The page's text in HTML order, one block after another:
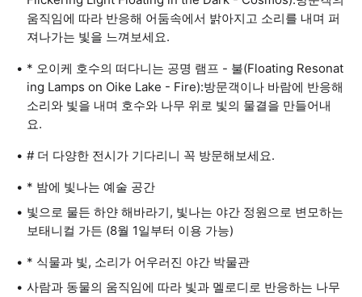
움직임에 따라 반응해 어둠속에서 밝아지고 소리를 내며 퍼
져나가는 빛을 느껴보세요.
* 오이케 호수의 떠다니는 공명 램프 - 불(Floating Resonat
ing Lamps on Oike Lake - Fire):방문객이나 바람에 반응해
소리와 빛을 내며 호수와 나무 위로 빛의 물결을 만들어내
요.
# 더 다양한 전시가 기다리니 꼭 방문해보세요.
* 밤에 빛나는 예술 공간
빛으로 물든 하얀 해바라기, 빛나는 야간 정원으로 변모하는
보태니컬 가든 (8월 1일부터 이용 가능)
* 식물과 빛, 소리가 어우러진 야간 박물관
사람과 동물의 움직임에 따라 빛과 멜로디로 반응하는 나무